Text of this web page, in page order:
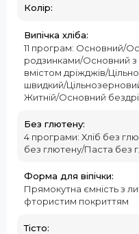
Колір:
Випічка хліба:
11 програм: Основний/
родзинками/Основний
вмістом дріжджів/
швидкий/
Житній/Основний
Без глютену:
4 програми: Хліб без
без глютену/Паста без
Форма для віпічки:
Прямокутна ємність з
фтористим покриттям
Тісто: